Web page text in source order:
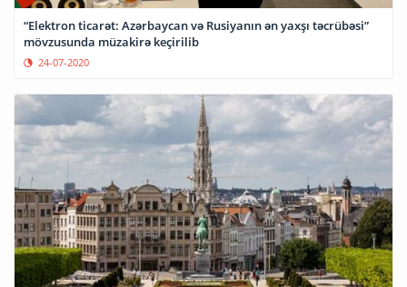
“Elektron ticarət: Azərbaycan və Rusiyanın ən yaxşı təcrübəsi”
mövzusunda müzakirə keçirilib
24-07-2020